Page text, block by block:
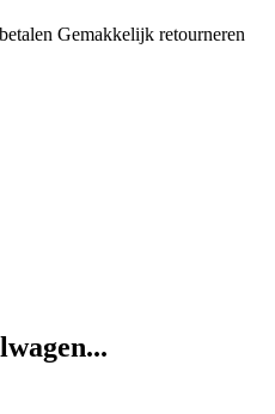
Gemakkelijk retourneren